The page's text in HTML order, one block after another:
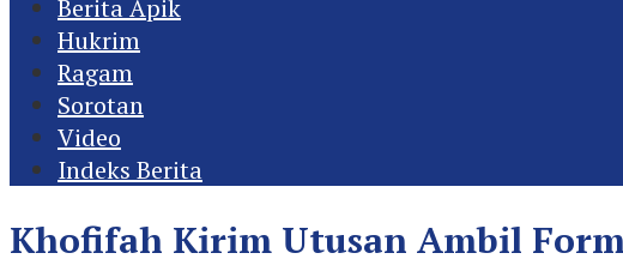
Berita Apik
Hukrim
Ragam
Sorotan
Video
Indeks Berita
Khofifah Kirim Utusan Ambil